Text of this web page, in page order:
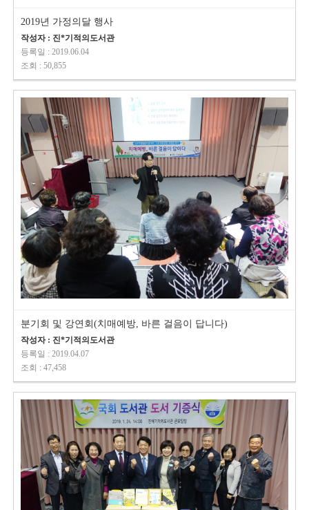
2019년 가정의달 행사
작성자 : 진*기적의도서관
등록일 : 2019.06.04
조회 : 50,855
분기회 및 강연회(치매예방, 바른 걸음이 답니다)
작성자 : 진*기적의도서관
등록일 : 2019.04.07
조회 : 47,458